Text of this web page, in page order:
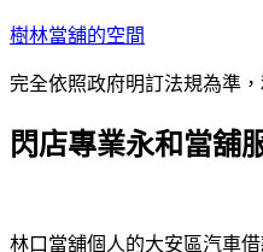
跳
主
內
樹林當舖的空間
完全依照政府明訂法規為準
閃店專業永和當舖
林口當舖個人的大安區汽車借